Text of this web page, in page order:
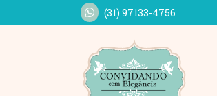
(31) 97133-4756